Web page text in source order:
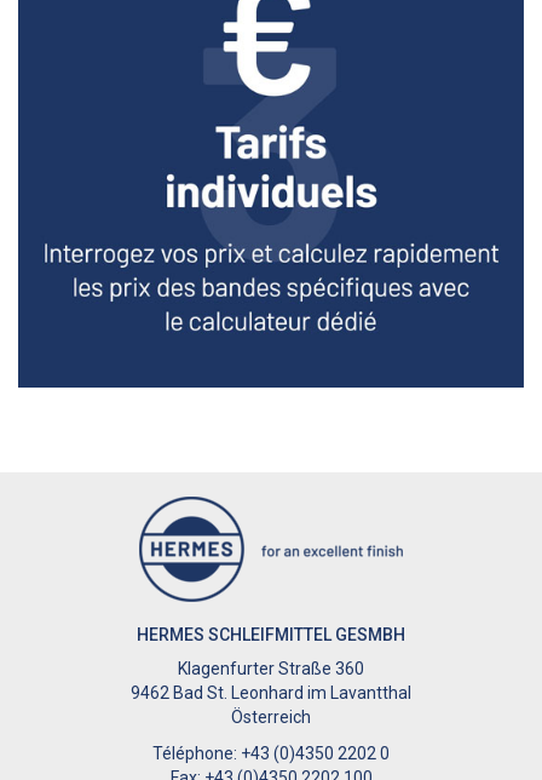
HERMES SCHLEIFMITTEL GESMBH
Klagenfurter Straße 360
9462 Bad St. Leonhard im Lavantthal
Österreich
Téléphone: +43 (0)4350 2202 0